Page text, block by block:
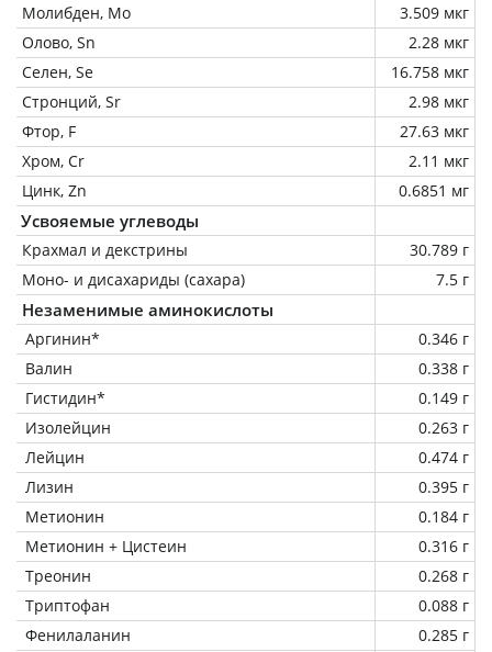
Молибден, Mo
3.509 мкг
Олово, Sn
2.28 мкг
Селен, Se
16.758 мкг
Стронций, Sr
2.98 мкг
Фтор, F
27.63 мкг
Хром, Cr
2.11 мкг
Цинк, Zn
0.6851 мг
Усвояемые углеводы
Крахмал и декстрины
30.789 г
Моно- и дисахариды (сахара)
7.5 г
Незаменимые аминокислоты
Аргинин*
0.346 г
Валин
0.338 г
Гистидин*
0.149 г
Изолейцин
0.263 г
Лейцин
0.474 г
Лизин
0.395 г
Метионин
0.184 г
Метионин + Цистеин
0.316 г
Треонин
0.268 г
Триптофан
0.088 г
Фенилаланин
0.285 г